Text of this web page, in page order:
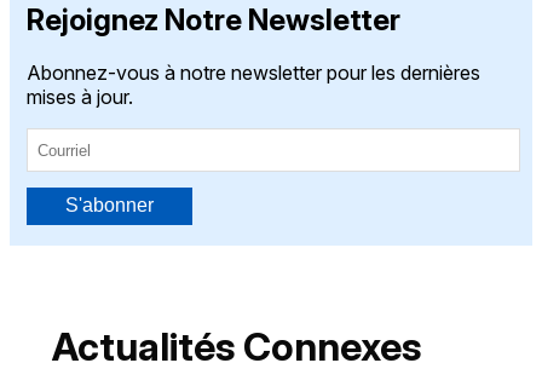
Rejoignez Notre Newsletter
Abonnez-vous à notre newsletter pour les dernières
mises à jour.
S'abonner
Actualités Connexes